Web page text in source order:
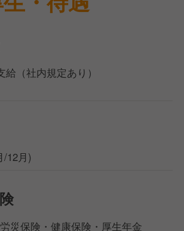
（社内規定あり）
/12月)
災保険・健康保険・厚生年金